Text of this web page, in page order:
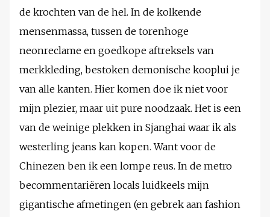
de krochten van de hel. In de kolkende
mensenmassa, tussen de torenhoge
neonreclame en goedkope aftreksels van
merkkleding, bestoken demonische kooplui je
van alle kanten. Hier komen doe ik niet voor
mijn plezier, maar uit pure noodzaak. Het is een
van de weinige plekken in Sjanghai waar ik als
westerling jeans kan kopen. Want voor de
Chinezen ben ik een lompe reus. In de metro
becommentariëren locals luidkeels mijn
gigantische afmetingen (en gebrek aan fashion